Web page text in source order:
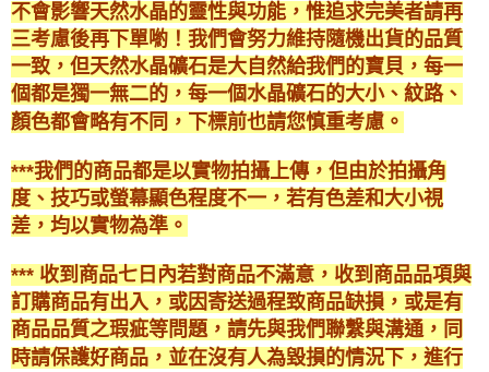
不會影響天然水晶的靈性與功能，惟追求完美者請再
三考慮後再下單喲！我們會努力維持隨機出貨的品質
一致，但天然水晶礦石是大自然給我們的寶貝，每一
個都是獨一無二的，每一個水晶礦石的大小、紋路、
顏色都會略有不同，下標前也請您慎重考慮。
***我們的商品都是以實物拍攝上傳，但由於拍攝角
度、技巧或螢幕顯色程度不一，若有色差和大小視
差，均以實物為準。
*** 收到商品七日內若對商品不滿意，收到商品品項與
訂購商品有出入，或因寄送過程致商品缺損，或是有
商品品質之瑕疵等問題，請先與我們聯繫與溝通，同
時請保護好商品，並在沒有人為毀損的情況下，進行